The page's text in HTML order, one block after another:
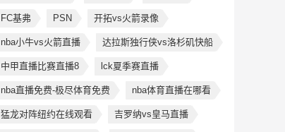
FC基弗 PSN 开拓vs火箭录像
nba小牛vs火箭直播 达拉斯独行侠vs洛杉矶快船
中甲直播比赛直播8 lck夏季赛直播
nba直播免费-极尽体育免费 nba体育直播在哪看
猛龙对阵纽约在线观看 吉罗纳vs皇马直播